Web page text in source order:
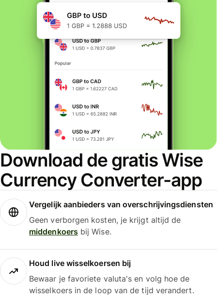
Download de gratis Wise
Currency Converter-app
Vergelijk aanbieders van overschrijvingsdiensten
Geen verborgen kosten, je krijgt altijd de
middenkoersbij Wise.
Houd live wisselkoersen bij
Bewaar je favoriete valuta's en volg hoe de
wisselkoers in de loop van de tijd verandert.